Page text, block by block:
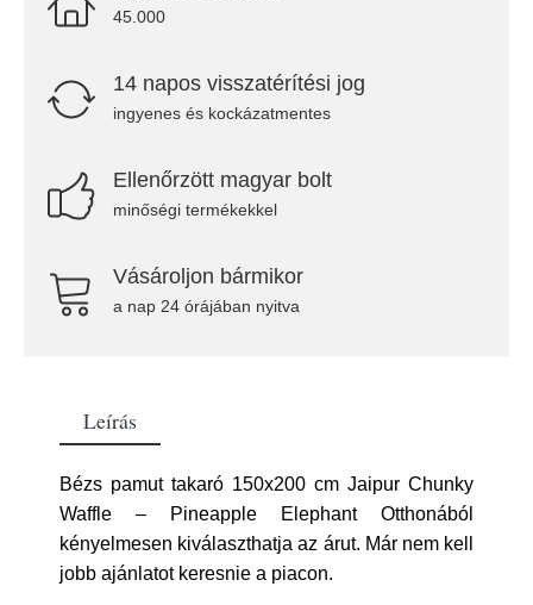
45.000
14 napos visszatérítési jog
ingyenes és kockázatmentes
Ellenőrzött magyar bolt
minőségi termékekkel
Vásároljon bármikor
a nap 24 órájában nyitva
Leírás
Bézs pamut takaró 150x200 cm Jaipur Chunky
Waffle – Pineapple Elephant Otthonából
kényelmesen kiválaszthatja az árut. Már nem kell
jobb ajánlatot keresnie a piacon.